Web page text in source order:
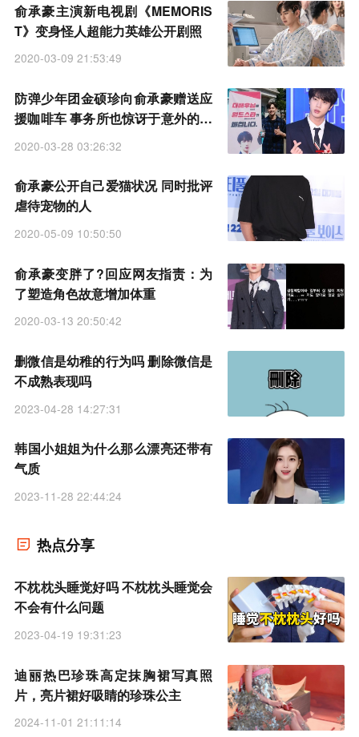
俞承豪主演新电视剧《MEMORIS
T》变身怪人超能力英雄公开剧照
2020-03-09 21:53:49
防弹少年团金硕珍向俞承豪赠送应
援咖啡车 事务所也惊讶于意外的交
情
2020-03-28 03:26:32
俞承豪公开自己爱猫状况 同时批评
虐待宠物的人
2020-05-09 10:50:50
俞承豪变胖了?回应网友指责：为
了塑造角色故意增加体重
2020-03-13 20:50:42
删微信是幼稚的行为吗 删除微信是
不成熟表现吗
2023-04-28 14:27:31
韩国小姐姐为什么那么漂亮还带有
气质
2023-11-28 22:44:24
热点分享
不枕枕头睡觉好吗 不枕枕头睡觉会
不会有什么问题
2023-04-19 19:31:23
迪丽热巴珍珠高定抹胸裙写真照
片，亮片裙好吸睛的珍珠公主
2024-11-01 21:11:14